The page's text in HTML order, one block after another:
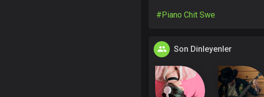
#Piano Chit Swe
Son Dinleyenler